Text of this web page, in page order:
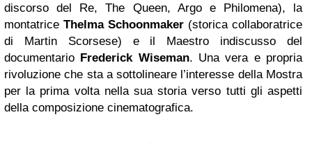
discorso del Re, The Queen, Argo e Philomena), la
montatrice Thelma Schoonmaker (storica collaboratrice
di Martin Scorsese) e il Maestro indiscusso del
documentario Frederick Wiseman. Una vera e propria
rivoluzione che sta a sottolineare l’interesse della Mostra
per la prima volta nella sua storia verso tutti gli aspetti
della composizione cinematografica.